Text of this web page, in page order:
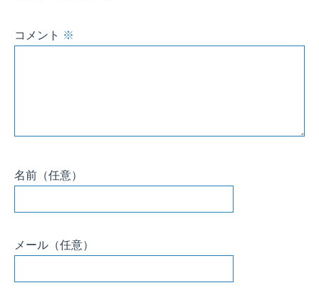
コメント ※
名前 （任意）
メール （任意）